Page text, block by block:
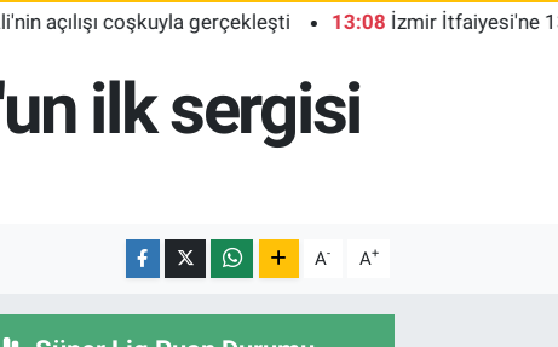
coşkuyla gerçekleşti 13:08 İzmir İtfaiyesi'ne 13,5
ilk sergisi
A- A+